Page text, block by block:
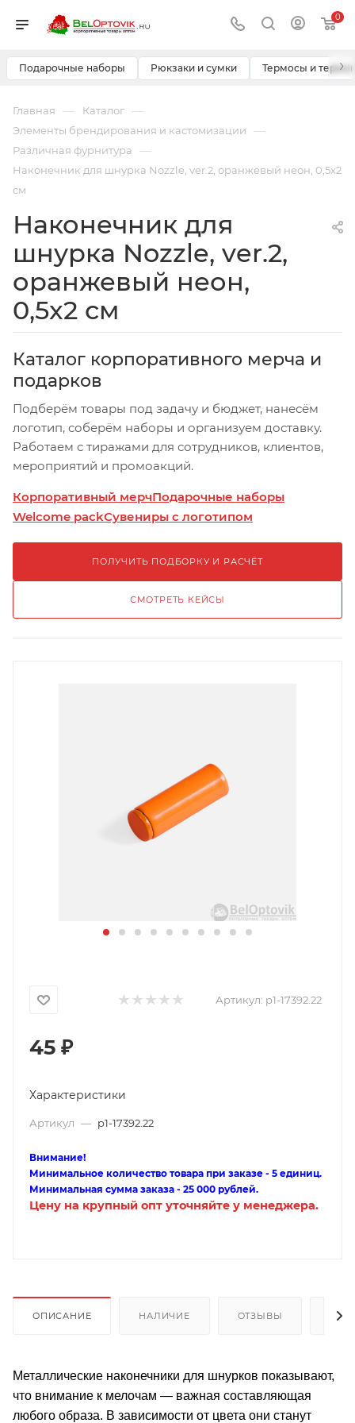
0
Подарочные наборы Рюкзаки и сумки Термосы и ›
Главная — Каталог —
Элементы брендирования и кастомизации —
Различная фурнитура —
Наконечник для шнурка Nozzle, ver.2, оранжевый неон, 0,5x2
см
Наконечник для
шнурка Nozzle, ver.2,
оранжевый неон,
0,5x2 см
Каталог корпоративного мерча и
подарков
Подберём товары под задачу и бюджет, нанесём
логотип, соберём наборы и организуем доставку.
Работаем с тиражами для сотрудников, клиентов,
мероприятий и промоакций.
Корпоративный мерчПодарочные наборы
Welcome packСувениры с логотипом
ПОЛУЧИТЬ ПОДБОРКУ И РАСЧЁТ
СМОТРЕТЬ КЕЙСЫ
Артикул: p1-17392.22
45 ₽
Характеристики
Артикул — p1-17392.22
Внимание!
Минимальное количество товара при заказе - 5 единиц.
Минимальная сумма заказа - 25 000 рублей.
Цену на крупный опт уточняйте у менеджера.
ОПИСАНИЕ НАЛИЧИЕ ОТЗЫВЫ
Металлические наконечники для шнурков показывают,
что внимание к мелочам — важная составляющая
любого образа. В зависимости от цвета они станут